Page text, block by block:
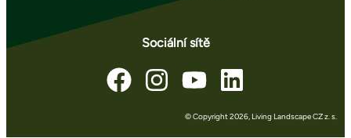
Sociální sítě
© Copyright 2026 , Living Landscape CZ z. s.